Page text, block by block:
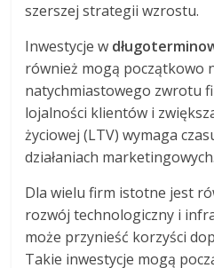
szerszej strategii wzrostu.
Inwestycje w
również mogą początkowo
natychmiastowego zwrotu
lojalności klientów i
życiowej (LTV) wymaga
działaniach marketingowych.
Dla wielu firm istotne jest
rozwój technologiczny i
może przynieść korzyści
Takie inwestycje mogą